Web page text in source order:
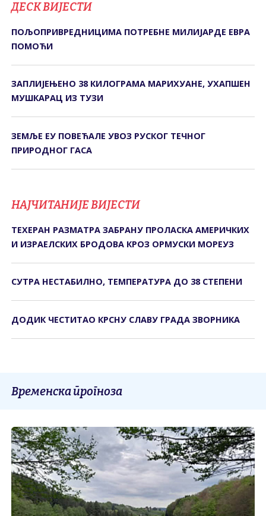
ДЕСК ВИЈЕСТИ
ПОЉОПРИВРЕДНИЦИМА ПОТРЕБНЕ МИЛИЈАРДЕ ЕВРА
ПОМОЋИ
ЗАПЛИЈЕЊЕНО 38 КИЛОГРАМА МАРИХУАНЕ, УХАПШЕН
МУШКАРАЦ ИЗ ТУЗИ
ЗЕМЉЕ ЕУ ПОВЕЋАЛЕ УВОЗ РУСКОГ ТЕЧНОГ
ПРИРОДНОГ ГАСА
НАЈЧИТАНИЈЕ ВИЈЕСТИ
ТЕХЕРАН РАЗМАТРА ЗАБРАНУ ПРОЛАСКА АМЕРИЧКИХ
И ИЗРАЕЛСКИХ БРОДОВА КРОЗ ОРМУСКИ МОРЕУЗ
СУТРА НЕСТАБИЛНО, ТЕМПЕРАТУРА ДО 38 СТЕПЕНИ
ДОДИК ЧЕСТИТАО КРСНУ СЛАВУ ГРАДА ЗВОРНИКА
Временска прогноза